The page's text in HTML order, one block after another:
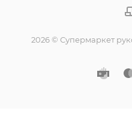
2026 © Супермаркет